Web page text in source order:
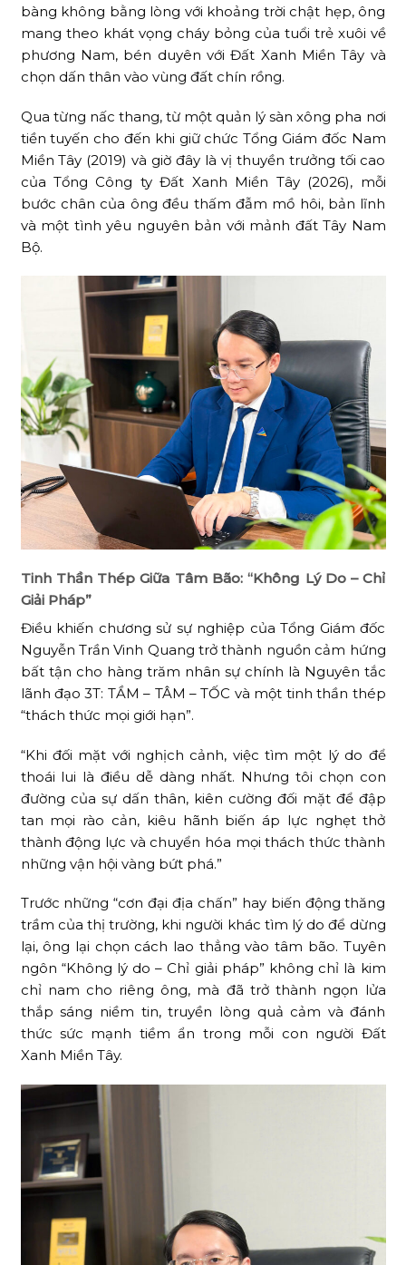
bàng không bằng lòng với khoảng trời chật hẹp, ông
mang theo khát vọng cháy bỏng của tuổi trẻ xuôi về
phương Nam, bén duyên với Đất Xanh Miền Tây và
chọn dấn thân vào vùng đất chín rồng.
Qua từng nấc thang, từ một quản lý sàn xông pha nơi
tiền tuyến cho đến khi giữ chức Tổng Giám đốc Nam
Miền Tây (2019) và giờ đây là vị thuyền trưởng tối cao
của Tổng Công ty Đất Xanh Miền Tây (2026), mỗi
bước chân của ông đều thấm đẫm mồ hôi, bản lĩnh
và một tình yêu nguyên bản với mảnh đất Tây Nam
Bộ.
Tinh Thần Thép Giữa Tâm Bão: “Không Lý Do – Chỉ
Giải Pháp”
Điều khiến chương sử sự nghiệp của Tổng Giám đốc
Nguyễn Trần Vinh Quang trở thành nguồn cảm hứng
bất tận cho hàng trăm nhân sự chính là Nguyên tắc
lãnh đạo 3T: TẦM – TÂM – TỐC và một tinh thần thép
“thách thức mọi giới hạn”.
“Khi đối mặt với nghịch cảnh, việc tìm một lý do để
thoái lui là điều dễ dàng nhất. Nhưng tôi chọn con
đường của sự dấn thân, kiên cường đối mặt để đập
tan mọi rào cản, kiêu hãnh biến áp lực nghẹt thở
thành động lực và chuyển hóa mọi thách thức thành
những vận hội vàng bứt phá.”
Trước những “cơn đại địa chấn” hay biến động thăng
trầm của thị trường, khi người khác tìm lý do để dừng
lại, ông lại chọn cách lao thẳng vào tâm bão. Tuyên
ngôn “Không lý do – Chỉ giải pháp” không chỉ là kim
chỉ nam cho riêng ông, mà đã trở thành ngọn lửa
thắp sáng niềm tin, truyền lòng quả cảm và đánh
thức sức mạnh tiềm ẩn trong mỗi con người Đất
Xanh Miền Tây.